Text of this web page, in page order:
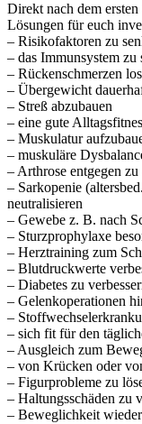
Direkt nach dem
Lösungen für euch
– Risikofaktoren zu
– das Immunsystem zu
– Rückenschmerzen
– Übergewicht
– Streß abzubauen
– eine gute
– Muskulatur
– muskuläre
– Arthrose entgegen
– Sarkopenie
neutralisieren
– Gewebe z. B. nach
– Sturzprophylaxe
– Herztraining zum
– Blutdruckwerte
– Diabetes zu
– Gelenkoperationen
–
– sich fit für den
– Ausgleich zum
– von Krücken oder
– Figurprobleme zu
– Haltungsschäden zu
– Beweglichkeit